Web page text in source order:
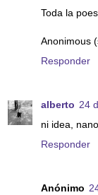
Toda la
Anonimous
Responder
alberto 24
ni idea, nano
Responder
Anónimo